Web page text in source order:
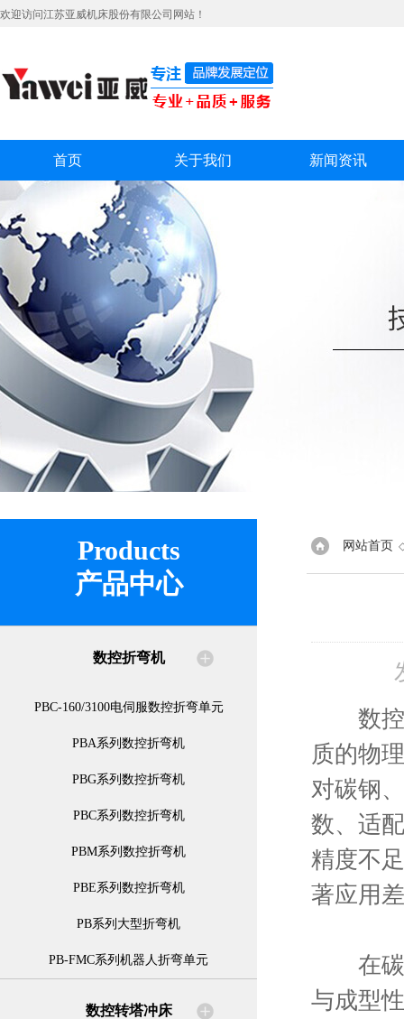
欢迎访问江苏亚威机床股份有限公司网站！
首页 关于我们 新闻资讯
Products
产品中心
数控折弯机
PBC-160/3100电伺服数控折弯单元
PBA系列数控折弯机
PBG系列数控折弯机
PBC系列数控折弯机
PBM系列数控折弯机
PBE系列数控折弯机
PB系列大型折弯机
PB-FMC系列机器人折弯单元
数控转塔冲床
网站首页
数控
质的物
对碳钢
数、适
精度不
著应用
在碳
与成型